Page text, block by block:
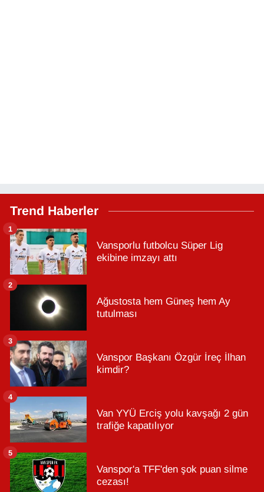
Trend Haberler
Vansporlu futbolcu Süper Lig
ekibine imzayı attı
1
Ağustosta hem Güneş hem Ay
tutulması
2
Vanspor Başkanı Özgür İreç İlhan
kimdir?
3
Van YYÜ Erciş yolu kavşağı 2 gün
trafiğe kapatılıyor
4
Vanspor'a TFF'den şok puan silme
cezası!
5